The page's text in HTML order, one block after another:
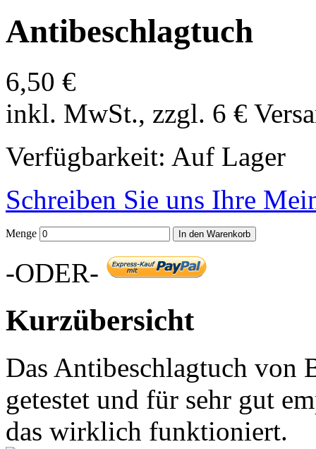
Antibeschlagtuch
6,50 €
inkl. MwSt., zzgl. 6 €
Verfügbarkeit: Auf Lager
Schreiben Sie uns Ihre
Menge In den Warenkorb
-ODER-
Kurzübersicht
Das Antibeschlagtuch von
getestet und für sehr gut
das wirklich funktioniert.